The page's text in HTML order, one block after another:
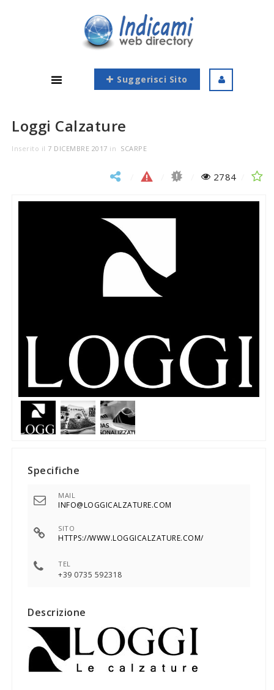
Suggerisci Sito
Loggi Calzature
Inserito il 7 DICEMBRE 2017 in SCARPE
2784
Specifiche
MAIL
INFO@LOGGICALZATURE.COM
SITO
HTTPS://WWW.LOGGICALZATURE.COM/
TEL
+39 0735 592318
Descrizione